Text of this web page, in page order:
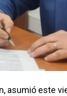
asumió este